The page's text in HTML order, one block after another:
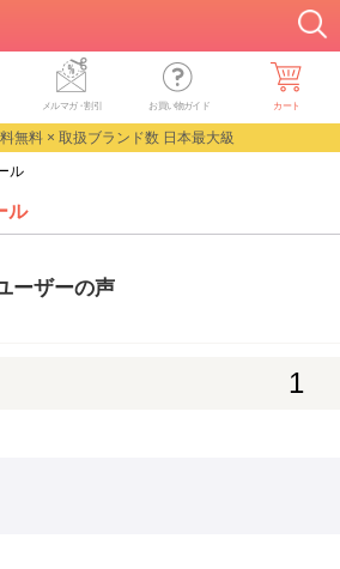
メルマガ・割引 お買い物ガイド カート
無料 × 取扱ブランド数 日本最大級
ル
ル
ーザーの声
1